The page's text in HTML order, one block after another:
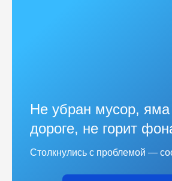
Не убран мусор,
дороге, не горит
Столкнулись с проблемой —